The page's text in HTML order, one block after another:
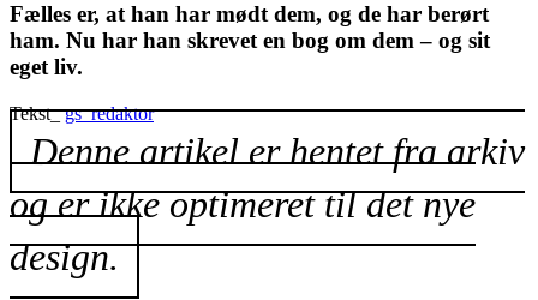
Fælles er, at han har mødt dem, og de har berørt
ham. Nu har han skrevet en bog om dem – og sit
eget liv.
Tekst_gs_redaktor
Denne artikel er hentet fra arkiv
og er ikke optimeret til det nye
design.